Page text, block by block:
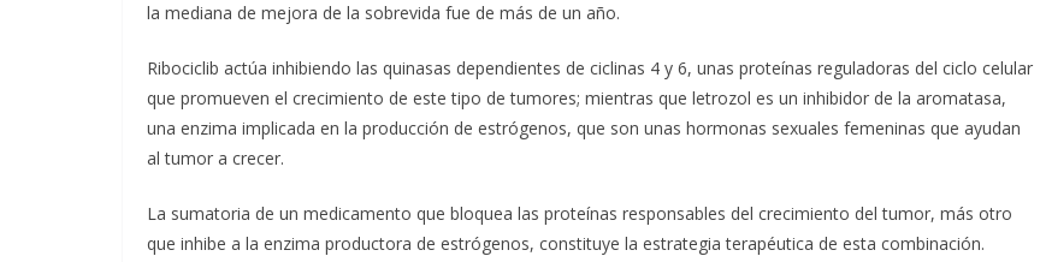
la mediana de mejora de la sobrevida fue de más de un año.
Ribociclib actúa inhibiendo las quinasas dependientes de ciclinas 4 y 6, unas proteínas reguladoras del ciclo celular
que promueven el crecimiento de este tipo de tumores; mientras que letrozol es un inhibidor de la aromatasa,
una enzima implicada en la producción de estrógenos, que son unas hormonas sexuales femeninas que ayudan
al tumor a crecer.
La sumatoria de un medicamento que bloquea las proteínas responsables del crecimiento del tumor, más otro
que inhibe a la enzima productora de estrógenos, constituye la estrategia terapéutica de esta combinación.